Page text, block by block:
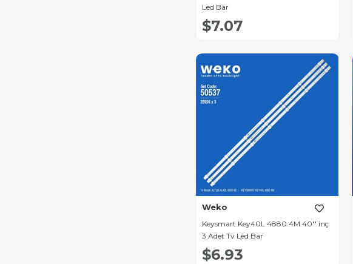
Led Bar
$7.07
Weko
Keysmart Key40L 4880 4M 40'' inç
3 Adet Tv Led Bar
$6.93